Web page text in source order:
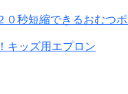
０秒短縮できるおむつ
キッズ用エプロン